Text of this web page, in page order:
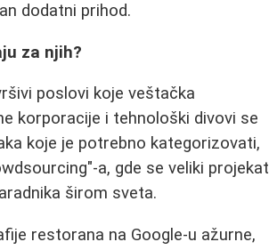
dodatni prihod.
za njih?
poslovi koje veštačka
korporacije i tehnološki divovi se
koje je potrebno kategorizovati,
a, gde se veliki projekat
širom sveta.
restorana na Google-u ažurne,